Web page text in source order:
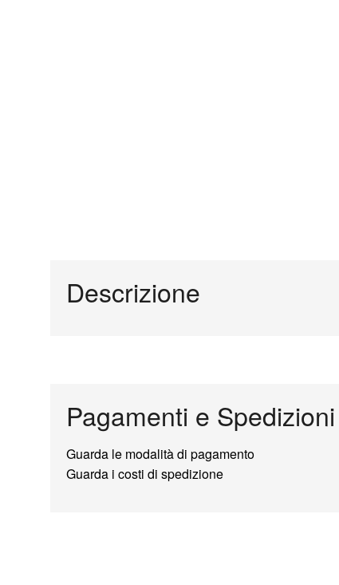
Descrizione
Pagamenti e Spedizioni
Guarda le modalità di pagamento
Guarda i costi di spedizione